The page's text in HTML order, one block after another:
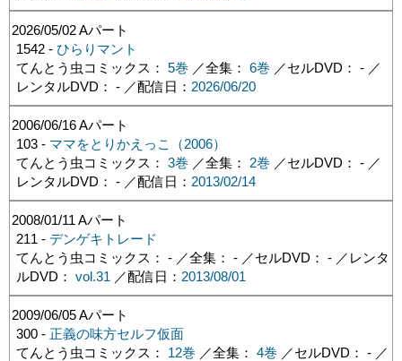
2026/05/02Aパート
1542 - ひらりマント
てんとう虫コミックス： 5巻 ／全集： 6巻 ／セルDVD： - ／
レンタルDVD： - ／配信日： 2026/06/20
2006/06/16Aパート
103 - ママをとりかえっこ（2006）
てんとう虫コミックス： 3巻 ／全集： 2巻 ／セルDVD： - ／
レンタルDVD： - ／配信日： 2013/02/14
2008/01/11 Aパート
211 - デンゲキトレード
てんとう虫コミックス： - ／全集： - ／セルDVD： - ／レンタ
ルDVD： vol.31 ／配信日： 2013/08/01
2009/06/05Aパート
300 - 正義の味方セルフ仮面
てんとう虫コミックス： 12巻 ／全集： 4巻 ／セルDVD： - ／